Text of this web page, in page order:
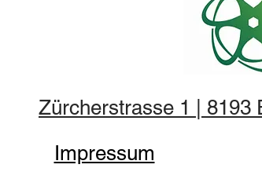
Zürcherstrasse 1 |
Impressum